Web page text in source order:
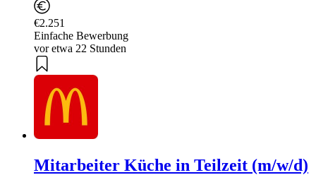
€2.251
Einfache Bewerbung
vor etwa 22 Stunden
Mitarbeiter Küche in Teilzeit (m/w/d)